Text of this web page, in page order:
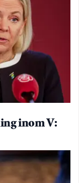
inom V: